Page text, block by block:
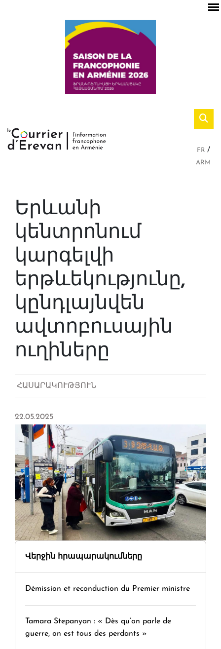
FR
ARM
Երևանի
կենտրոնում
կարգելվի
երթևեկությունը,
կընդլայնվեն
ավտոբուսային
ուղիները
ՀԱՍԱՐԱԿՈՒԹՅՈՒՆ
22.05.2025
Վերջին հրապարակումները
Démission et reconduction du Premier ministre
Tamara Stepanyan : « Dès qu’on parle de
guerre, on est tous des perdants »